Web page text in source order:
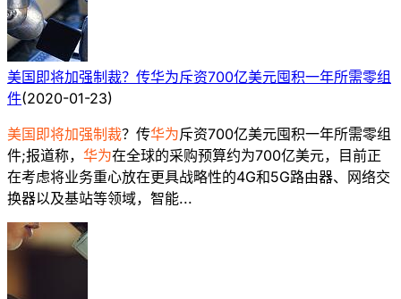
美国即将加强制裁？传华为斥资700亿美元囤积一年所需零组
件(2020-01-23)
美国即将加强制裁？传华为斥资700亿美元囤积一年所需零组
件;报道称， 华为在全球的采购预算约为700亿美元，目前正
在考虑将业务重心放在更具战略性的4G和5G路由器、网络交
换器以及基站等领域，智能...